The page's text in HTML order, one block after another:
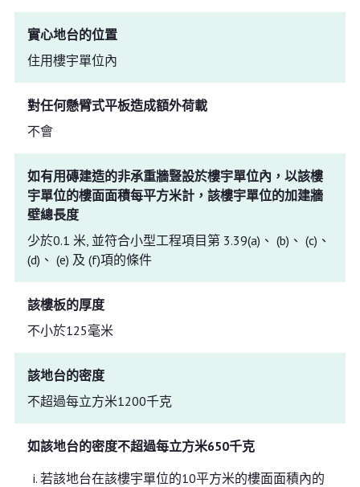
實心地台的位置
住用樓宇單位內
對任何懸臂式平板造成額外荷載
不會
如有用磚建造的非承重牆豎設於樓宇單位內，以該樓
宇單位的樓面面積每平方米計，該樓宇單位的加建牆
壁總長度
少於0.1 米, 並符合小型工程項目第 3.39(a)、 (b)、 (c)、
(d)、 (e) 及 (f)項的條件
該樓板的厚度
不小於125毫米
該地台的密度
不超過每立方米1200千克
如該地台的密度不超過每立方米650千克
若該地台在該樓宇單位的10平方米的樓面面積內的